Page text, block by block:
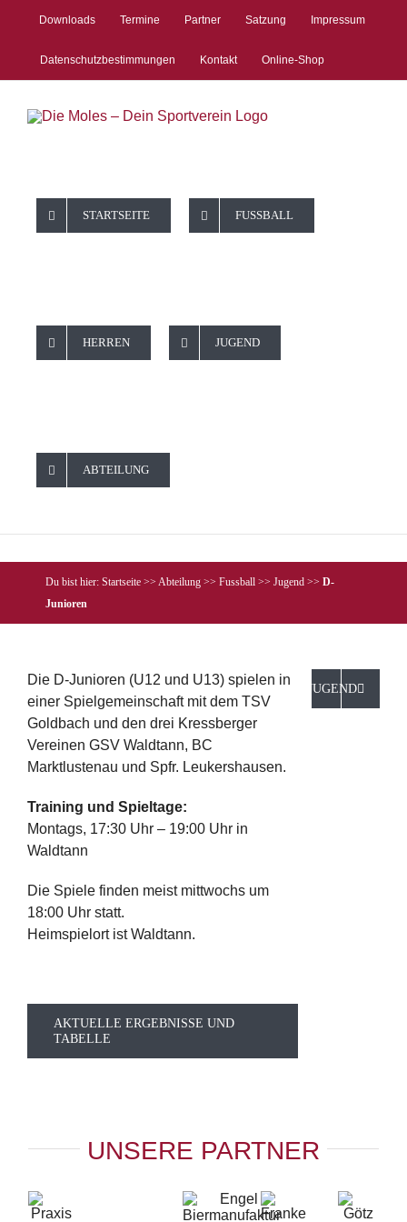
springen
Downloads Termine Partner Satzung Impressum
Datenschutzbestimmungen Kontakt Online-Shop
STARTSEITE FUSSBALL
HERREN JUGEND
ABTEILUNG
Du bist hier: Startseite >> Abteilung >> Fussball >> Jugend >> D-
Junioren
Die D-Junioren (U12 und U13) spielen in
einer Spielgemeinschaft mit dem TSV
Goldbach und den drei Kressberger
Vereinen GSV Waldtann, BC
Marktlustenau und Spfr. Leukershausen.
Training und Spieltage:
Montags, 17:30 Uhr – 19:00 Uhr in
Waldtann
Die Spiele finden meist mittwochs um
18:00 Uhr statt.
Heimspielort ist Waldtann.
AKTUELLE ERGEBNISSE UND
TABELLE
JUGEND
UNSERE PARTNER